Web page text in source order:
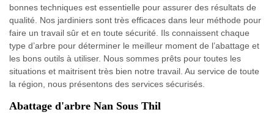
bonnes techniques est essentielle pour assurer des résultats de
qualité. Nos jardiniers sont très efficaces dans leur méthode pour
faire un travail sûr et en toute sécurité. Ils connaissent chaque
type d’arbre pour déterminer le meilleur moment de l’abattage et
les bons outils à utiliser. Nous sommes prêts pour toutes les
situations et maitrisent très bien notre travail. Au service de toute
la région, nous présentons des services sécurisés.
Abattage d'arbre Nan Sous Thil